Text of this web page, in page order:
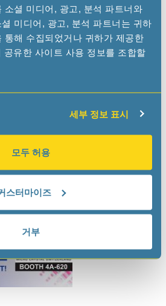
소셜 미디어, 광고, 분석 파트너와
미디어, 광고, 분석 파트너는 귀하
통해 수집되었거나 귀하가 제공한
공유한 사이트 사용 정보를 조합할
세부 정보 표시
모두 허용
스터마이즈
거부
of products and information
and visitors, the events is
the line.